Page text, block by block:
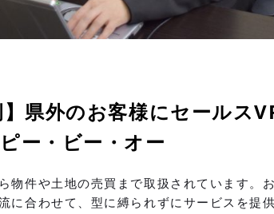
】県外のお客様にセールス
ー・ビー・オー
物件や土地の売買まで取扱されています。
に合わせて、型に縛られずにサービスを提供